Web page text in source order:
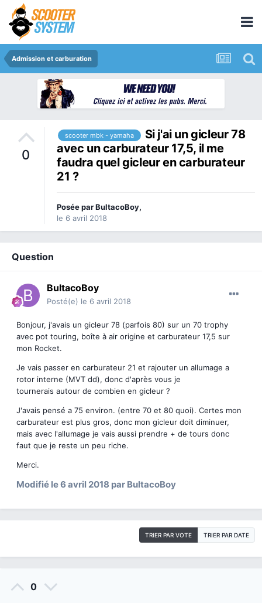
Admission et carburation
0
scooter mbk - yamaha
Si j'ai un gicleur 78
avec un carburateur 17,5, il me
faudra quel gicleur en carburateur
21 ?
Posée parBultacoBoy,
le 6 avril 2018
Question
BultacoBoy
Posté(e) le 6 avril 2018
Bonjour, j'avais un gicleur 78 (parfois 80) sur un 70 trophy
avec pot touring, boîte à air origine et carburateur 17,5 sur
mon Rocket.
Je vais passer en carburateur 21 et rajouter un allumage a
rotor interne (MVT dd), donc d'après vous je
tournerais autour de combien en gicleur ?
J'avais pensé a 75 environ. (entre 70 et 80 quoi). Certes mon
carburateur est plus gros, donc mon gicleur doit diminuer,
mais avec l'allumage je vais aussi prendre + de tours donc
faut que je reste un peu riche.
Merci.
Modifié le 6 avril 2018 par BultacoBoy
TRIER PAR VOTE TRIER PAR DATE
0